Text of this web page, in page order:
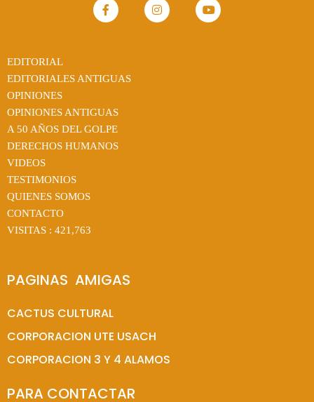
EDITORIAL
EDITORIALES ANTIGUAS
OPINIONES
OPINIONES ANTIGUAS
A 50 AÑOS DEL GOLPE
DERECHOS HUMANOS
VIDEOS
TESTIMONIOS
QUIENES SOMOS
CONTACTO
VISITAS : 421,763
PAGINAS  AMIGAS
CACTUS CULTURAL
CORPORACION UTE USACH
CORPORACION 3 Y 4 ALAMOS
PARA CONTACTAR